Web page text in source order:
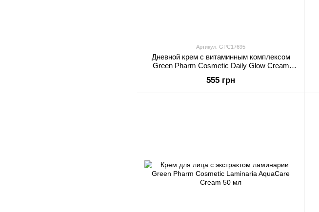
Артикул: GPC17695
Дневной крем с витаминным комплексом
Green Pharm Cosmetic Daily Glow Cream
555 грн